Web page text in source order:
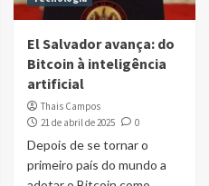
El Salvador avança: do
Bitcoin à inteligência
artificial
Thais Campos
21 de abril de 2025
0
Depois de se tornar o
primeiro país do mundo a